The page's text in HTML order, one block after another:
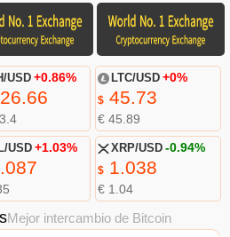
USD +0.86% LTC/USD +0%
$45.73
€ 45.89
USD +1.03% XRP/USD -0.94%
$1.038
€ 1.04
Mejor intercambio de Bitcoin